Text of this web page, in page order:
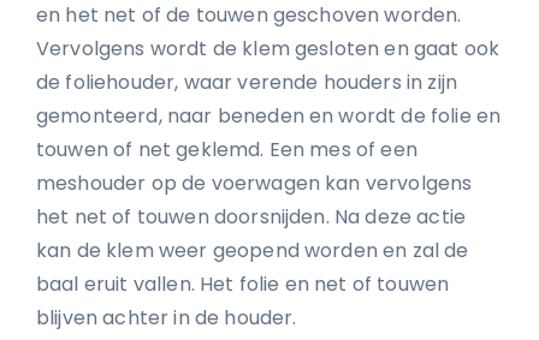
en het net of de touwen geschoven worden.
Vervolgens wordt de klem gesloten en gaat ook
de foliehouder, waar verende houders in zijn
gemonteerd, naar beneden en wordt de folie en
touwen of net geklemd. Een mes of een
meshouder op de voerwagen kan vervolgens
het net of touwen doorsnijden. Na deze actie
kan de klem weer geopend worden en zal de
baal eruit vallen. Het folie en net of touwen
blijven achter in de houder.